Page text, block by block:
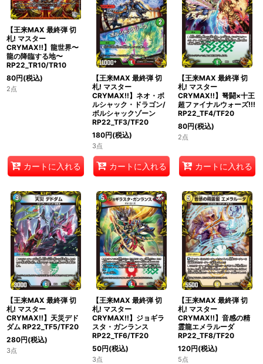
【王来MAX 最終弾 切
札! マスター
CRYMAX!!】龍世界〜
龍の降臨する地〜
RP22_TR10/TR10
80円(税込)
2点
カートに入れる
【王来MAX 最終弾 切
札! マスター
CRYMAX!!】ネオ・ボ
ルシャック・ドラゴン/
ボルシャックゾーン
RP22_TF3/TF20
180円(税込)
3点
カートに入れる
【王来MAX 最終弾 切
札! マスター
CRYMAX!!】弩闘×十王
超ファイナルウォーズ!!!
RP22_TF4/TF20
80円(税込)
2点
カートに入れる
【王来MAX 最終弾 切
札! マスター
CRYMAX!!】天災デド
ダム RP22_TF5/TF20
280円(税込)
3点
【王来MAX 最終弾 切
札! マスター
CRYMAX!!】ジョギラ
スタ・ガンランス
RP22_TF6/TF20
50円(税込)
3点
【王来MAX 最終弾 切
札! マスター
CRYMAX!!】音感の精
霊龍エメラルーダ
RP22_TF8/TF20
120円(税込)
5点